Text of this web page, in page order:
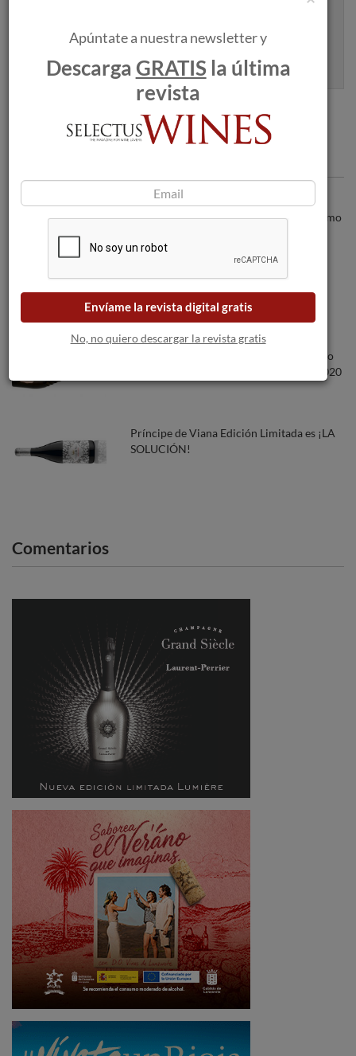
Apúntame
100% seguro. Nunca te enviaremos spam.
Güevo Wine es un acto de rebeldía que
pretende transformar el vino y su consumo
Jumilla, 20 años creando estilo
Ars Collecta Codorníu Grand Rosé, único
cava rosado premiado en los Bacchus 2020
Príncipe de Viana Edición Limitada es ¡LA
SOLUCIÓN!
Comentarios
Apúntate a nuestra newsletter y
DescargaGRATIS la última
revista
Envíame la revista digital gratis
No, no quiero descargar la revista gratis